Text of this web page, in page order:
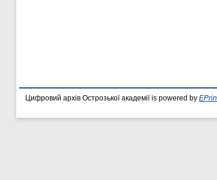
Цифровий архів Острозької академії is powered by